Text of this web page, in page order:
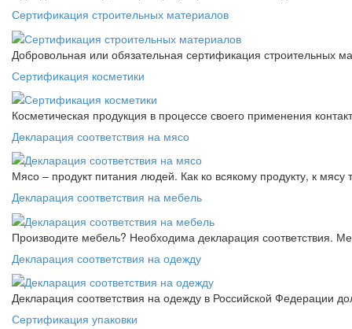
Сертификация строительных материалов
Добровольная или обязательная сертификация строительных
Сертификация косметики
Косметическая продукция в процессе своего применения
Декларация соответствия на мясо
Мясо – продукт питания людей. Как ко всякому продукту, к мясу
Декларация соответствия на мебель
Производите мебель? Необходима декларация соответствия.
Декларация соответствия на одежду
Декларация соответствия на одежду в Российской Федерации
Сертификация упаковки